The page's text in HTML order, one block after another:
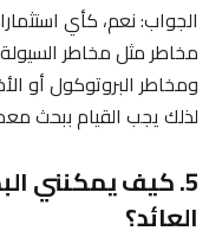
الجواب: نعم، كأي
مخاطر مثل مخاطر
ومخاطر البروتوكول أو
لذلك يجب القيام ببحث
5. كيف يمكنني
العائد؟